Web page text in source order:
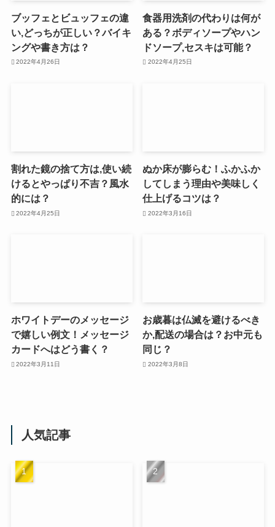
ブッフェとビュッフェの違
い,どっちが正しい？バイキ
ングや書き方は？
2022年4月26日
食器用洗剤の代わりは何が
ある？ボディソープやハン
ドソープ,セスキは可能？
2022年4月25日
割れた鏡の捨て方は,使い続
けるとやっぱり不吉？風水
的には？
2022年4月25日
ぬか床が膨らむ！ふかふか
してしまう理由や美味しく
仕上げるコツは？
2022年3月16日
ホワイトデーのメッセージ
で嬉しい例文！メッセージ
カードへはどう書く？
2022年3月11日
お歳暮は仏滅を避けるべき
か,配送の場合は？お中元も
同じ？
2022年3月8日
人気記事